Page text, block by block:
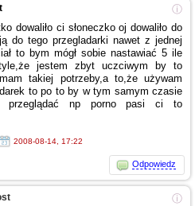
ⓘ
dowaliło ci słoneczko oj dowaliło do
do tego przegladarki nawetz jednej
to bym mógł sobie nastawiać 5 ile
jestem zbyt uczciwym by to
takiej potrzeby,a to,że używam
to po to by w tym samym czasie
przeglądać np porno pasi ci to
2008-08-14, 17:22
Odpowiedz
ⓘ